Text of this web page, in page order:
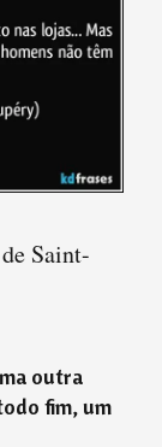
Saint-
outra
fim, um